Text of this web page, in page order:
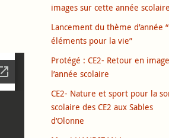
images sur cette année scolaire
Lancement du thème d’année
éléments pour la vie”
Protégé : CE2- Retour en
l’année scolaire
CE2- Nature et sport pour la
scolaire des CE2 aux Sables
d’Olonne